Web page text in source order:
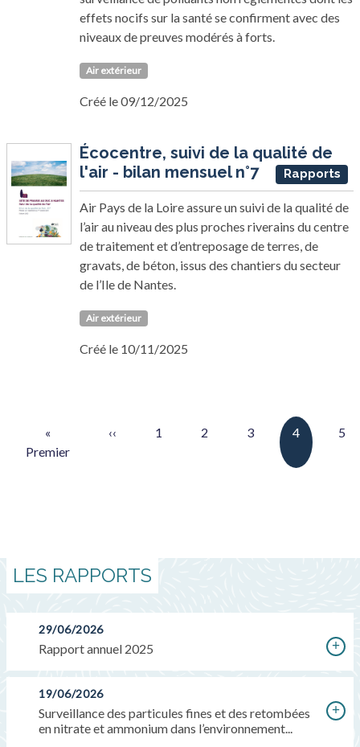
effets nocifs sur la santé se confirment avec des
niveaux de preuves modérés à forts.
Air extérieur
Créé le 09/12/2025
Écocentre, suivi de la qualité de
l'air - bilan mensuel n°7
Rapports
Air Pays de la Loire assure un suivi de la qualité de
l’air au niveau des plus proches riverains du centre
de traitement et d’entreposage de terres, de
gravats, de béton, issus des chantiers du secteur
de l’Ile de Nantes.
Air extérieur
Créé le 10/11/2025
Première page
«
Premier
Page précédente
‹‹ Page
1 Page
2 Page
3 Page
4 5
LES RAPPORTS
29/06/2026
Rapport annuel 2025
19/06/2026
Surveillance des particules fines et des retombées
en nitrate et ammonium dans l’environnement...